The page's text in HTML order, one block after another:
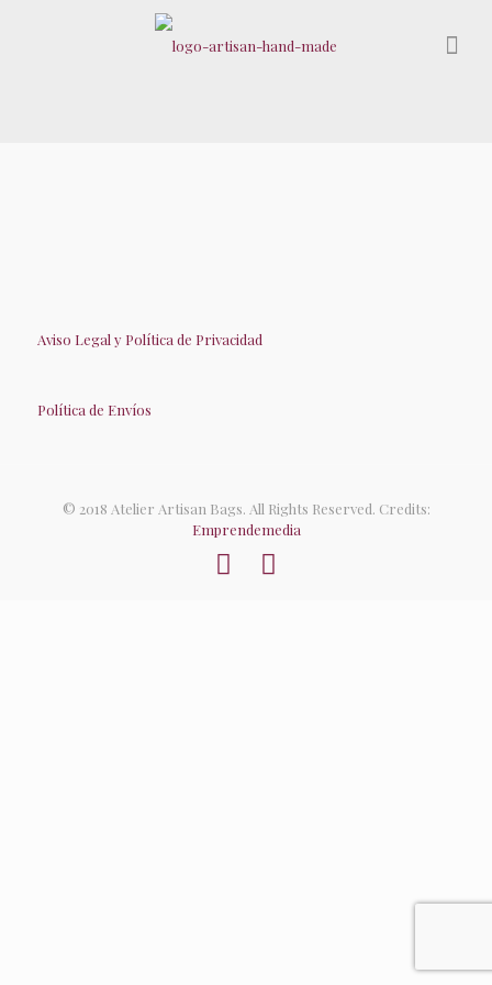
Aviso Legal y Política de Privacidad
Política de Envíos
© 2018 Atelier Artisan Bags. All Rights Reserved. Credits:
Emprendemedia